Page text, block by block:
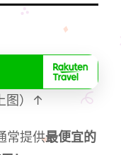
图）↑
常提供最便宜的